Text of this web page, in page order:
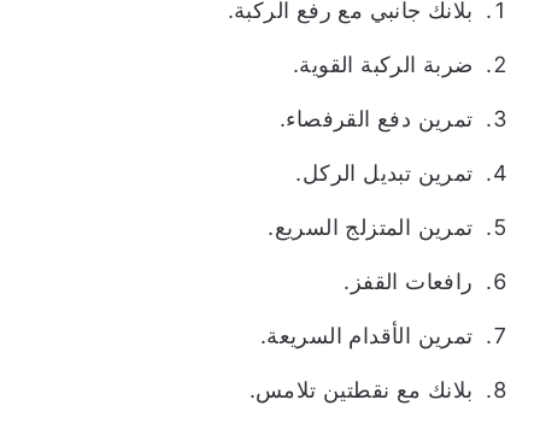
بلانك جانبي مع رفع الركبة.
ضربة الركبة القوية.
تمرين دفع القرفصاء.
تمرين تبديل الركل.
تمرين المتزلج السريع.
رافعات القفز.
تمرين الأقدام السريعة.
بلانك مع نقطتين تلامس.